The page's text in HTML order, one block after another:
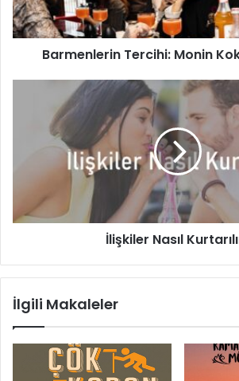
Barmenlerin Tercihi: Monin
Kurtarılır?
İlişkiler Nasıl
İlgili Makaleler